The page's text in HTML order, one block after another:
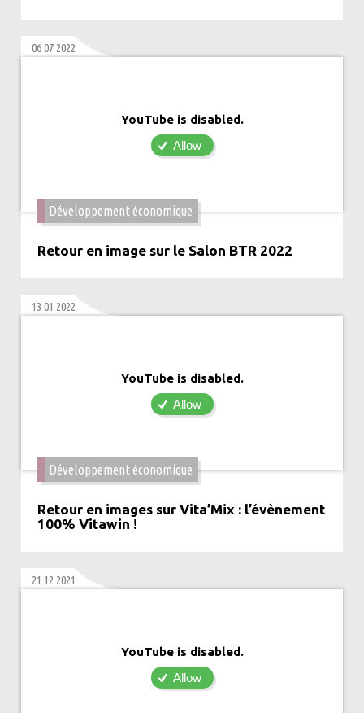
06 07 2022
YouTube is disabled.
Allow
Développement économique
Retour en image sur le Salon BTR 2022
13 01 2022
YouTube is disabled.
Allow
Développement économique
Retour en images sur Vita’Mix : l’évènement
100% Vitawin !
21 12 2021
YouTube is disabled.
Allow